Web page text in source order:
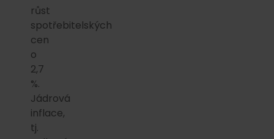
růst
spotřebitelských
cen
o
2,7
%.
Jádrová
inflace,
tj.